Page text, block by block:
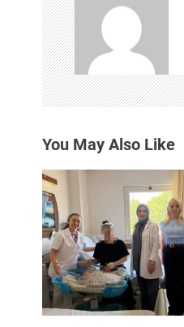
e
z
i
m
e
s
i
You May Also Like